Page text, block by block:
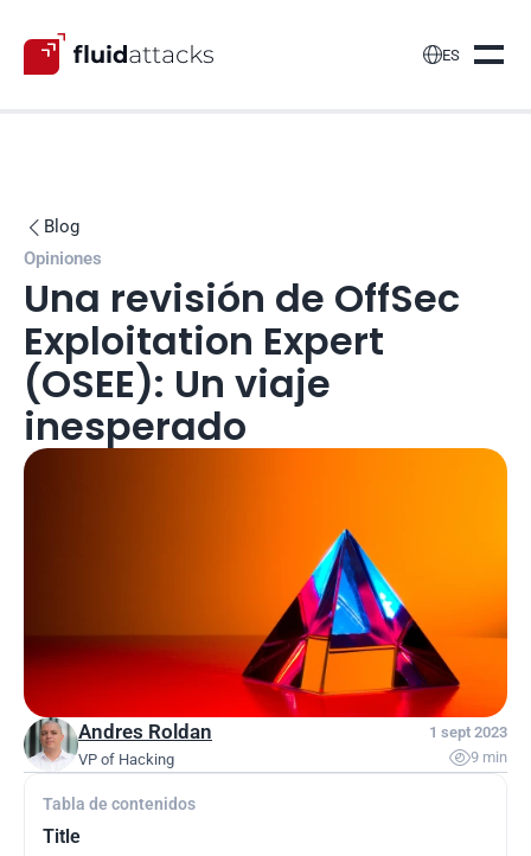
ES
Tabla de contenidos
Title
 Blog
Opiniones
Una revisión de OffSec
Exploitation Expert
(OSEE): Un viaje
inesperado
Andres Roldan
VP of Hacking
1 sept 2023
9 min